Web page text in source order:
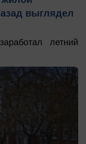
выглядел
летний